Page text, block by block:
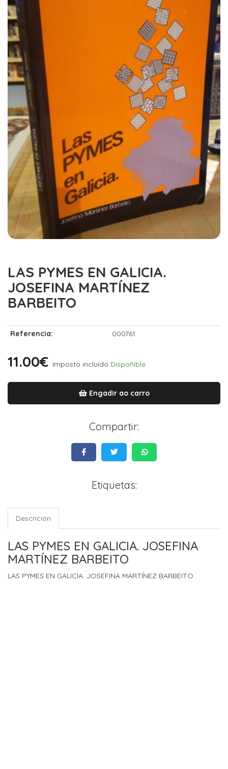
LAS PYMES EN GALICIA.
JOSEFINA MARTÍNEZ
BARBEITO
Referencia: 000761
11.00€ Imposto incluído Dispoñible
Engadir ao carro
Compartir:
Etiquetas:
Descrición
LAS PYMES EN GALICIA. JOSEFINA
MARTÍNEZ BARBEITO
LAS PYMES EN GALICIA. JOSEFINA MARTÍNEZ BARBEITO